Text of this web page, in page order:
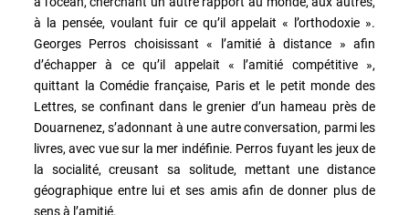
à la pensée, voulant fuir ce qu’il appelait « l’orthodoxie ».
Georges Perros choisissant « l’amitié à distance » afin
d’échapper à ce qu’il appelait « l’amitié compétitive »,
quittant la Comédie française, Paris et le petit monde des
Lettres, se confinant dans le grenier d’un hameau près de
Douarnenez, s’adonnant à une autre conversation, parmi les
livres, avec vue sur la mer indéfinie. Perros fuyant les jeux de
la socialité, creusant sa solitude, mettant une distance
géographique entre lui et ses amis afin de donner plus de
sens à l’amitié.